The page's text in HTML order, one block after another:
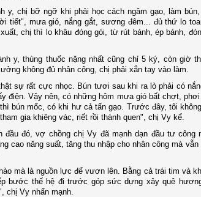
y, chị bỡ ngỡ khi phải học cách ngâm gạo, làm
tiết", mưa gió, nắng gắt, sương đêm... đủ thứ lo
chị thì lo khâu đóng gói, từ rút bánh, ép bánh,
y, thùng thuốc nặng nhất cũng chỉ 5 ký, còn giờ
không đủ nhân công, chị phải xắn tay vào làm.
sự rất cực nhọc. Bún tươi sau khi ra lò phải có
điện. Vậy nên, có những hôm mưa gió bất chợt, phơi
bún mốc, có khi hư cả tấn gạo. Trước đây, tôi
gia khiêng vác, riết rồi thành quen", chị Vy kể.
đầu đó, vợ chồng chị Vy đã mạnh dạn đầu tư công
cao năng suất, tăng thu nhập cho nhân công mà
mà là nguồn lực để vươn lên. Bằng cả trái tim và
bước thế hệ đi trước góp sức dựng xây quê
chị Vy nhấn mạnh.